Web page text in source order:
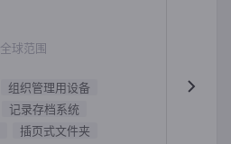
全球范围
组织管理用设备
记录存档系统
插页式文件夹